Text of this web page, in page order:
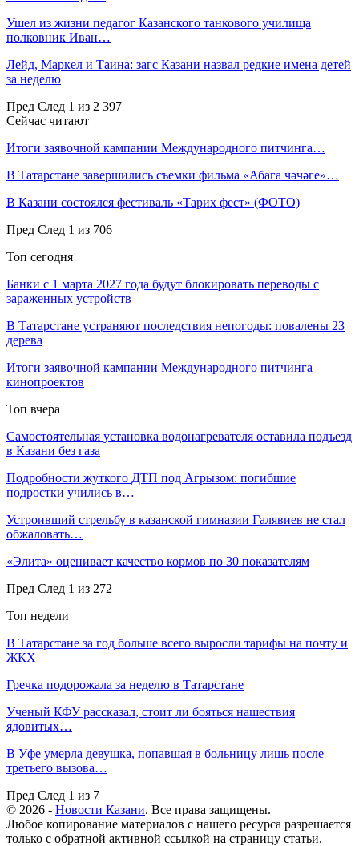
Ушел из жизни педагог Казанского танкового училища
полковник Иван…
Лейд, Маркел и Таина: загс Казани назвал редкие имена детей
за неделю
Пред След 1 из 2 397
Сейчас читают
Итоги заявочной кампании Международного питчинга…
В Татарстане завершились съемки фильма «Абага чәчәге»…
В Казани состоялся фестиваль «Тарих фест» (ФОТО)
Пред След 1 из 706
Топ сегодня
Банки с 1 марта 2027 года будут блокировать переводы с
зараженных устройств
В Татарстане устраняют последствия непогоды: повалены 23
дерева
Итоги заявочной кампании Международного питчинга
кинопроектов
Топ вчера
Самостоятельная установка водонагревателя оставила подъезд
в Казани без газа
Подробности жуткого ДТП под Агрызом: погибшие
подростки учились в…
Устроивший стрельбу в казанской гимназии Галявиев не стал
обжаловать…
«Элита» оценивает качество кормов по 30 показателям
Пред След 1 из 272
Топ недели
В Татарстане за год больше всего выросли тарифы на почту и
ЖКХ
Гречка подорожала за неделю в Татарстане
Ученый КФУ рассказал, стоит ли бояться нашествия
ядовитых…
В Уфе умерла девушка, попавшая в больницу лишь после
третьего вызова…
Пред След 1 из 7
© 2026 - Новости Казани. Все права защищены.
Любое копирование материалов с нашего ресурса разрешается
только с обратной активной ссылкой на страницу статьи.